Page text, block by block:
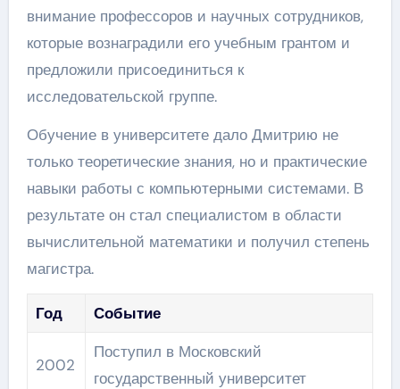
внимание профессоров и научных сотрудников,
которые вознаградили его учебным грантом и
предложили присоединиться к
исследовательской группе.
Обучение в университете дало Дмитрию не
только теоретические знания, но и практические
навыки работы с компьютерными системами. В
результате он стал специалистом в области
вычислительной математики и получил степень
магистра.
Год Событие
2002
Поступил в Московский
государственный университет